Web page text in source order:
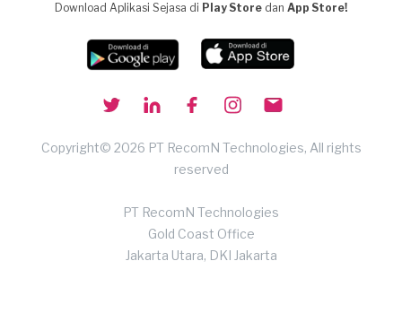
Download Aplikasi Sejasa di Play Store dan App Store!
Copyright© 2026 PT RecomN Technologies, All rights
reserved
PT RecomN Technologies
Gold Coast Office
Jakarta Utara, DKI Jakarta